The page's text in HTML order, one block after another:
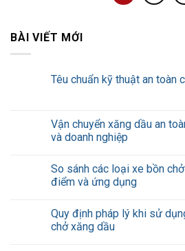
BÀI VIẾT MỚI
Têu chuẩn kỹ thuật an toàn
Vận chuyển xăng dầu an
và doanh nghiệp
So sánh các loại xe bồn
điểm và ứng dụng
Quy định pháp lý khi sử
chở xăng dầu